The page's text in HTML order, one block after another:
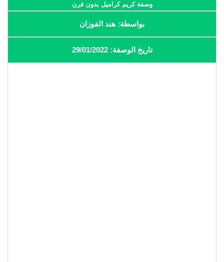
وصفة كريم كراميل بدون فرن
بواسطة: هند الفوزان
تاريخ الوصفة: 29/01/2022